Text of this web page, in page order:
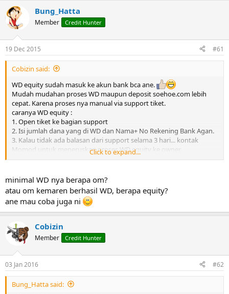
r
e
a
s
t
a
r
e
r
r
t
a
e
Bung_Hatta
Member Credit Hunter
19 Dec 2015 #61
Cobizin said:
WD equity sudah masuk ke akun bank bca ane.
Mudah mudahan proses WD maupun deposit soehoe.com lebih
cepat. Karena proses nya manual via support tiket.
caranya WD equity :
1. Open tiket ke bagian support
2. Isi jumlah dana yang di WD dan Nama+ No Rekening Bank Agan.
3. Kalau tidak ada balasan dari support selama 3 hari... kontak
Momod untuk meneruskan proses WD equity ke owner.
4. Selanjutnya selamat (menunggu).
Terima kasih soehoe.com
Click to expand...
minimal WD nya berapa om?
atau om kemaren berhasil WD, berapa equity?
ane mau coba juga ni
Cobizin
Member Credit Hunter
03 Jan 2016 #62
Bung_Hatta said: